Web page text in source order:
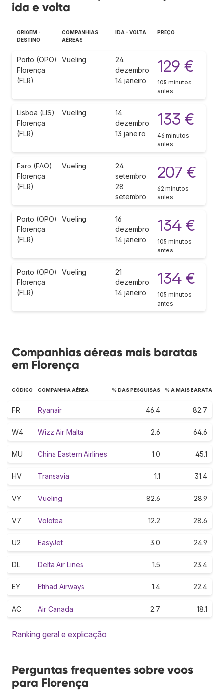
ida e volta
ORIGEM -
DESTINO
COMPANHIAS
AÉREAS
IDA - VOLTA PREÇO
Porto (OPO)
Florença
(FLR)
Vueling
24
dezembro
14 janeiro
129 €
105 minutos
antes
Lisboa (LIS)
Florença
(FLR)
Vueling
14
dezembro
13 janeiro
133 €
46 minutos
antes
Faro (FAO)
Florença
(FLR)
Vueling
24
setembro
28
setembro
207 €
62 minutos
antes
Porto (OPO)
Florença
(FLR)
Vueling
16
dezembro
14 janeiro
134 €
105 minutos
antes
Porto (OPO)
Florença
(FLR)
Vueling
21
dezembro
14 janeiro
134 €
105 minutos
antes
Companhias aéreas mais baratas
em Florença
CÓDIGO COMPANHIA AÉREA % DAS PESQUISAS % A MAIS BARATA
FR Ryanair 46.4 82.7
W4 Wizz Air Malta 2.6 64.6
MU China Eastern Airlines 1.0 45.1
HV Transavia 1.1 31.4
VY Vueling 82.6 28.9
V7 Volotea 12.2 28.6
U2 EasyJet 3.0 24.9
DL Delta Air Lines 1.5 23.4
EY Etihad Airways 1.4 22.4
AC Air Canada 2.7 18.1
Ranking geral e explicação
Perguntas frequentes sobre voos
para Florença